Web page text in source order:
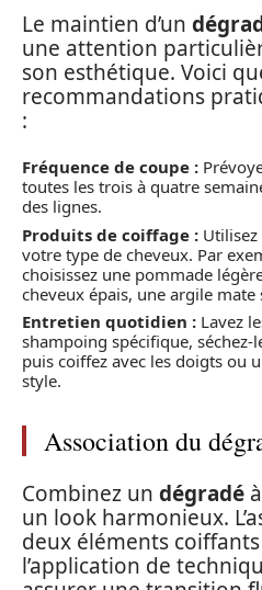
Le maintien d’un
une attention
son esthétique. Voici
recommandations
:
Fréquence de coupe :
toutes les trois à quatre
des lignes.
Produits de coiffage :
votre type de cheveux. Par
choisissez une pommade
cheveux épais, une argile
Entretien quotidien : Lavez
shampoing spécifique, séchez-
puis coiffez avec les doigts ou
style.
Association du
Combinez un dégradé
un look harmonieux.
deux éléments
l’application de